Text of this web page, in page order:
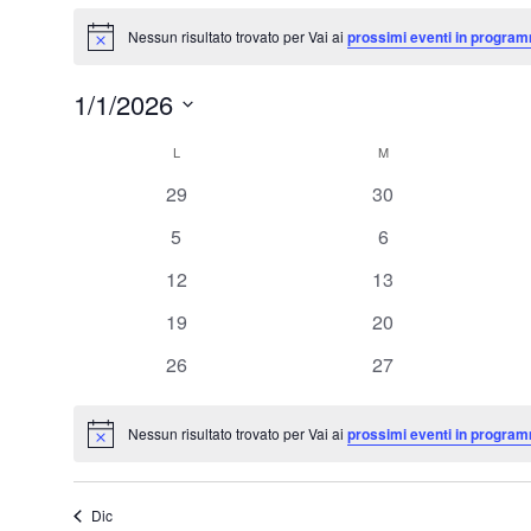
Eventi
Notice Nessun risultato trovato per Vai ai prossimi eventi in
1/1/2026
Calendario
L MMARTEDÌ
0
29
0
30
0
5
0
6
0
12
0
13
0
19
0
20
0
26
0
27
Notice Nessun risultato trovato per Vai ai prossimi eventi in
Dic